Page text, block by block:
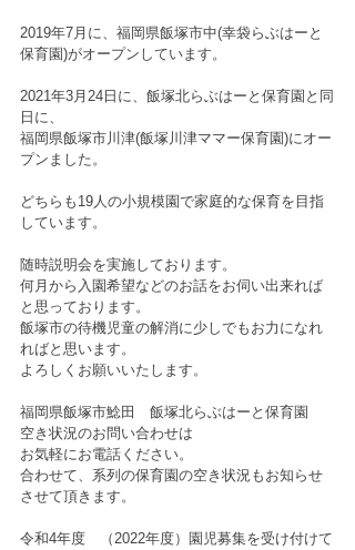
2019年7月に、福岡県飯塚市中(幸袋らぶはーと
保育園)がオープンしています。
2021年3月24日に、飯塚北らぶはーと保育園と同
日に、
福岡県飯塚市川津(飯塚川津ママー保育園)にオー
プンました。
どちらも19人の小規模園で家庭的な保育を目指
しています。
随時説明会を実施しております。
何月から入園希望などのお話をお伺い出来れば
と思っております。
飯塚市の待機児童の解消に少しでもお力になれ
ればと思います。
よろしくお願いいたします。
福岡県飯塚市鯰田　飯塚北らぶはーと保育園
空き状況のお問い合わせは
お気軽にお電話ください。
合わせて、系列の保育園の空き状況もお知らせ
させて頂きます。
令和4年度　（2022年度）園児募集を受け付けて